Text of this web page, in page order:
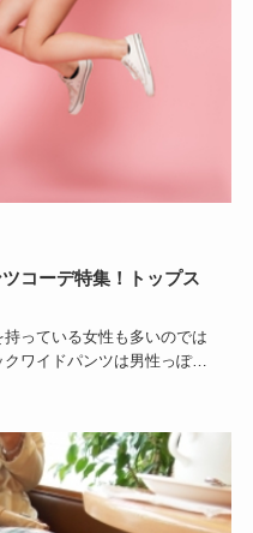
コーデ特集！トップス
っている女性も多いのでは
ワイドパンツは男性っぽい